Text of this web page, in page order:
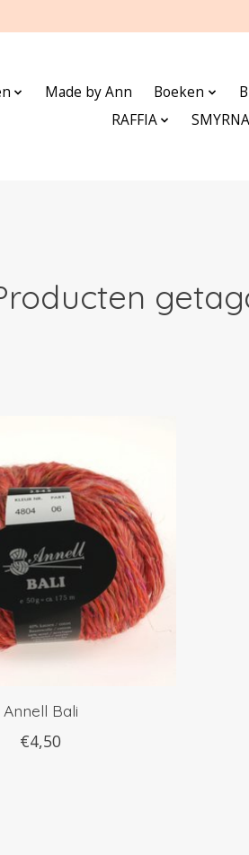
Made by Ann Boeken
RAFFIA
SMYRNA
Annell Bali
€4,50